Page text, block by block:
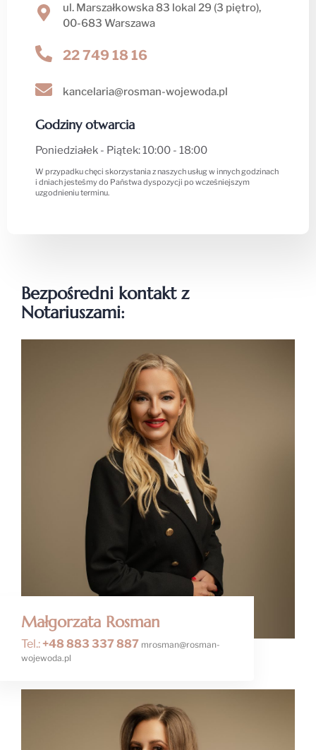
ul. Marszałkowska 83 lokal 29 (3 piętro),
00-683 Warszawa
22 749 18 16
kancelaria@rosman-wojewoda.pl
Godziny otwarcia
Poniedziałek - Piątek: 10:00 - 18:00
W przypadku chęci skorzystania z naszych usług w innych godzinach
i dniach jesteśmy do Państwa dyspozycji po wcześniejszym
uzgodnieniu terminu.
Bezpośredni kontakt z
Notariuszami:
Małgorzata Rosman
Tel.: +48 883 337 887 mrosman@rosman-
wojewoda.pl